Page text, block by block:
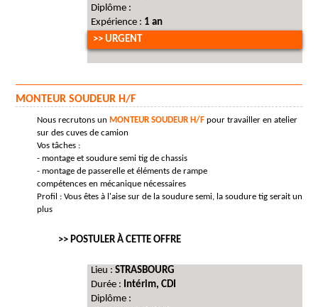
Diplôme :
Expérience : 1 an
>> URGENT
MONTEUR SOUDEUR H/F
Nous recrutons un MONTEUR SOUDEUR H/F pour travailler en atelier
sur des cuves de camion
Vos tâches :
- montage et soudure semi tig de chassis
- montage de passerelle et éléments de rampe
compétences en mécanique nécessaires
Profil : Vous êtes à l'aise sur de la soudure semi, la soudure tig serait un
plus
>> POSTULER À CETTE OFFRE
Lieu : STRASBOURG
Durée : Intérim, CDI
Diplôme :